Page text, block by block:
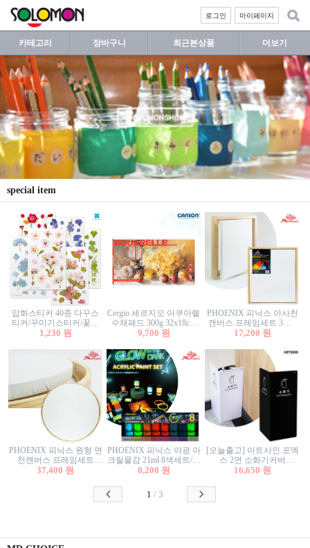
마이페이지
로그인
카테고리 장바구니 최근본상품 더보기
special item
압화스티커 40종 다꾸스
티커/꾸미기스티커/꽃스
티커/압화꽃책갈피/팬시
1,230 원
Cergio 세르지오 아쿠아렐
수채패드 300g 32x18cm
12매 1면제본
9,700 원
PHOENIX 피닉스 아사천
캔버스 프레임세트 3호F
27.3x22cm 캔버스와 올림
17,200 원
PHOENIX 피닉스 원형 면
천캔버스 프레임세트
40cm/원형캔버스/플로팅
37,400 원
PHOENIX 피닉스 야광 아
크릴물감 21ml 8색세트/야
광물감
8,200 원
[오늘출고] 아트사인 포멕
스 2면 소화기커버
1470/1471/소화기커버/소
함/소화기거치대/소화기
16,650 원
1 / 3